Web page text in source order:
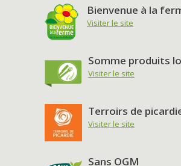
Bienvenue à la
Visiter le site
Somme produits
Visiter le site
Terroirs de
Visiter le site
Sans OGM